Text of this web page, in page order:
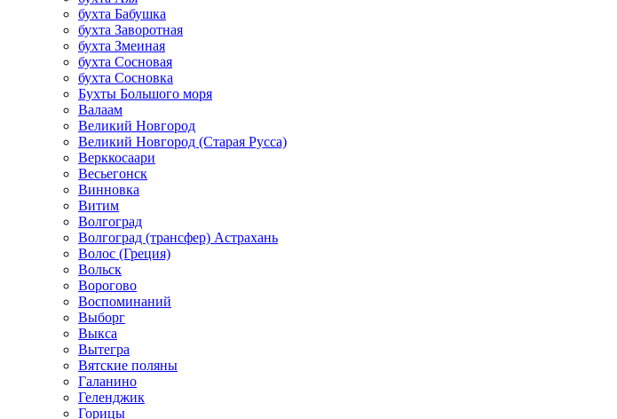
бухта Бабушка
бухта Заворотная
бухта Змеиная
бухта Сосновая
бухта Сосновка
Бухты Большого моря
Валаам
Великий Новгород
Великий Новгород (Старая Русса)
Верккосаари
Весьегонск
Винновка
Витим
Волгоград
Волгоград (трансфер) Астрахань
Волос (Греция)
Вольск
Ворогово
Воспоминаний
Выборг
Выкса
Вытегра
Вятские поляны
Галанино
Геленджик
Горицы